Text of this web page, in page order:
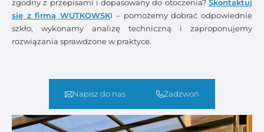
zgodny z przepisami i dopasowany do otoczenia? Skontaktuj
się z firmą WUTKOWSKI – pomożemy dobrać odpowiednie
szkło, wykonamy analizę techniczną i zaproponujemy
rozwiązania sprawdzone w praktyce.
Napisz do nas Zadzwoń